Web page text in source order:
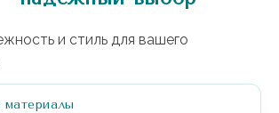
и стиль для вашего